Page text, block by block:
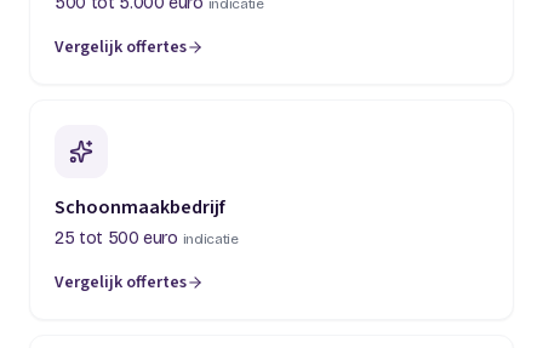
indicatie
Vergelijk offertes
(opent in een nieuw tabblad)
Schoonmaakbedrijf
25 tot 500 euro indicatie
Vergelijk offertes
(opent in een nieuw tabblad)